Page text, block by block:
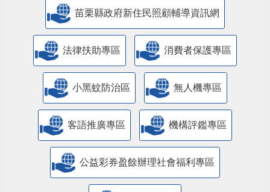
苗栗縣政府新住民照顧輔導資訊網
法律扶助專區 消費者保護專區
小黑蚊防治區 無人機專區
客語推廣專區 機構評鑑專區
公益彩券盈餘辦理社會福利專區